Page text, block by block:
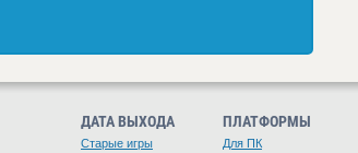
ДАТА ВЫХОДА
Старые игры
ПЛАТФОРМЫ
Для ПК